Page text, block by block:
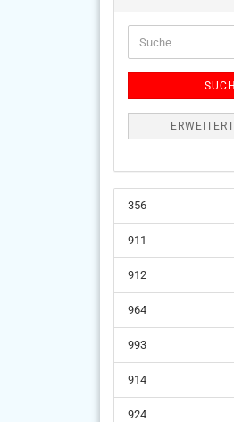
356
911
912
964
993
914
924